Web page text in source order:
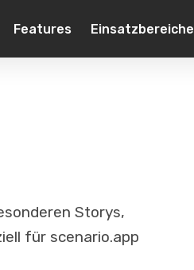
Features Einsatzbereiche
Storys,
für scenario.app